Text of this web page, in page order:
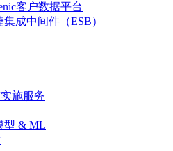
客户数据平台
成中间件（ESB）
施服务
型 & ML